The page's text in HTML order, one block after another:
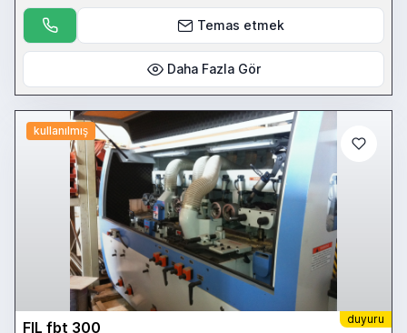
Temas etmek
Daha Fazla Gör
kullanılmış
duyuru
FIL fbt 300